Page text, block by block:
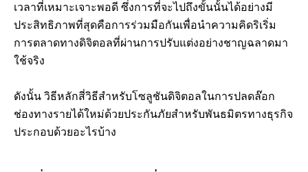
เวลาที่เหมาะเจาะพอดี ซึ่งการที่จะไปถึงขั้นนั้นได้อย่างมี
ประสิทธิภาพที่สุดคือการร่วมมือกันเพื่อนำความคิดริเริ่ม
การตลาดทางดิจิตอลที่ผ่านการปรับแต่งอย่างชาญฉลาดมา
ใช้จริง
ดังนั้น วิธีหลักสี่วิธีสำหรับโซลูชันดิจิตอลในการปลดล๊อก
ช่องทางรายได้ใหม่ด้วยประกันภัยสำหรับพันธมิตรทางธุรกิจ
ประกอบด้วยอะไรบ้าง